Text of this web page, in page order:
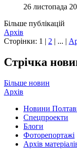
26 листопада
Більше публікацій
Архів
Сторінки: 1 | 2 | ... |
Стрічка
Більше новин
Архів
Новини
Спецпроекти
Блоги
Фоторепортажі
Архів